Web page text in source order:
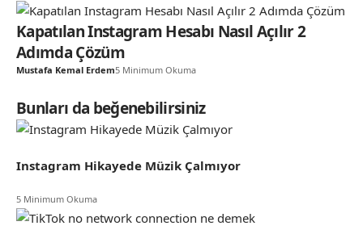
Kapatılan Instagram Hesabı Nasıl Açılır 2
Adımda Çözüm
Mustafa Kemal Erdem5 Minimum Okuma
Bunları da beğenebilirsiniz
Instagram Hikayede Müzik Çalmıyor
5 Minimum Okuma